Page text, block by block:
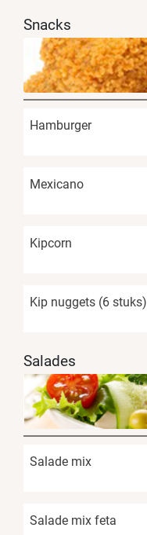
Snacks
Hamburger
Mexicano
Kipcorn
Kip nuggets (6 stuks)
Salades
Salade mix
Salade mix feta